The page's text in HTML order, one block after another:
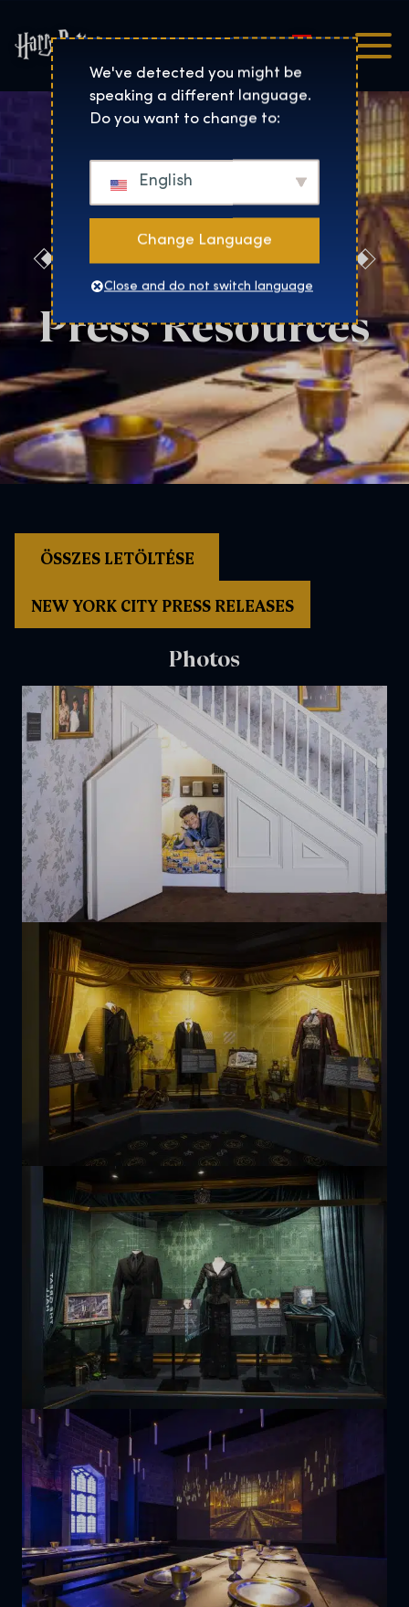
Harry Potter™: The
Magyar
New York City
Press Resources
ÖSSZES LETÖLTÉSE
NEW YORK CITY PRESS RELEASES
Photos
We've detected you might be
speaking a different language.
Do you want to change to:
English
Change Language
Close and do not switch language